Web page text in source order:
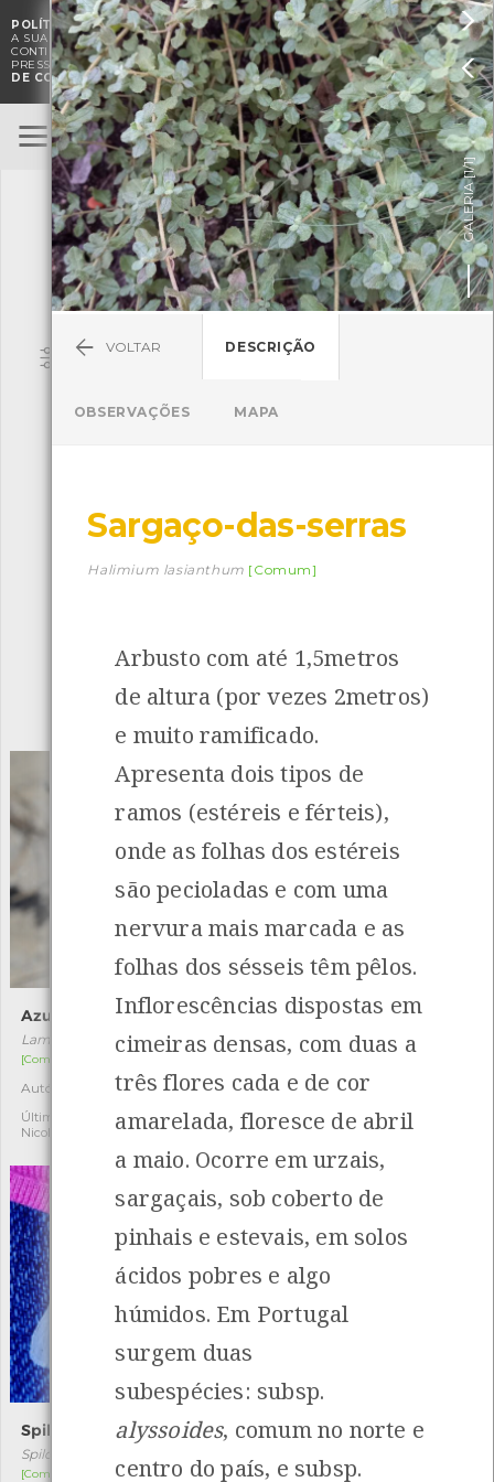
POLÍTICA DE COOKIES. O CMIA UTILIZA COOKIES PARA MELHORAR
A SUA EXPERIÊNCIA DE NAVEGAÇÃO E PARA FINS ESTATÍSTICOS.A
CONTINUAÇÃO DA UTILIZAÇÃO DESTE WEBSITE E SERVIÇOS
PRESSUPÕE A ACEITAÇÃO DA UTILIZAÇÃO DE COOKIES.POLÍTICA
DE COOKIES

ENTRAR
BioRegisto
TERMOS DE UTILIZAÇÃO
SUBMETER OBSERVAÇÃO
Pesquisa
Descarregar a app BioRegisto
Espécies 4829Observações
Azulinha
Lampides boeticus
[Comum]
Autóctone
Última observação por:
Nicole Viana
8
Escaravelho-da-batata
Leptinotarsa decemlineata
[Comum]
Exótica
Última observação por:
Nicole Viana
Spilosoma lubricipeda
Spilosoma lubricipeda
[Comum]
Nicrophorus vespillo
[Comum]


GALERIA [
1/1
]
VOLTAR DESCRIÇÃO
OBSERVAÇÕES MAPA
Sargaço-das-serras
Halimium lasianthum [Comum]
Arbusto com até 1,5metros
de altura (por vezes 2metros)
e muito ramificado.
Apresenta dois tipos de
ramos (estéreis e férteis),
onde as folhas dos estéreis
são pecioladas e com uma
nervura mais marcada e as
folhas dos sésseis têm pêlos.
Inflorescências dispostas em
cimeiras densas, com duas a
três flores cada e de cor
amarelada, floresce de abril
a maio. Ocorre em urzais,
sargaçais, sob coberto de
pinhais e estevais, em solos
ácidos pobres e algo
húmidos. Em Portugal
surgem duas
subespécies: subsp.
alyssoides, comum no norte e
centro do país, e subsp.